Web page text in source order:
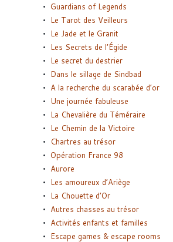
Guardians of Legends
Le Tarot des Veilleurs
Le Jade et le Granit
Les Secrets de l’Égide
Le secret du destrier
Dans le sillage de Sindbad
A la recherche du scarabée d’or
Une journée fabuleuse
La Chevalière du Téméraire
Le Chemin de la Victoire
Chartres au trésor
Opération France 98
Aurore
Les amoureux d’Ariège
La Chouette d’Or
Autres chasses au trésor
Activités enfants et familles
Escape games & escape rooms